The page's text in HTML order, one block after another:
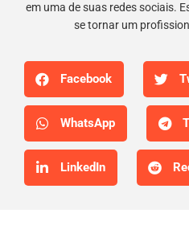
em uma de suas redes sociais.
se tornar um
Facebook
WhatsApp
LinkedIn